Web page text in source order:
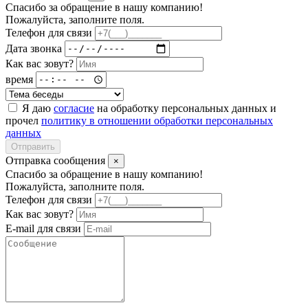
Спасибо за обращение в нашу компанию!
Пожалуйста, заполните поля.
Телефон для связи
Дата звонка
Как вас зовут?
время
Я даю согласие на обработку персональных данных и
прочел политику в отношении обработки персональных
данных
Отправить
Отправка сообщения ×
Спасибо за обращение в нашу компанию!
Пожалуйста, заполните поля.
Телефон для связи
Как вас зовут?
E-mail для связи